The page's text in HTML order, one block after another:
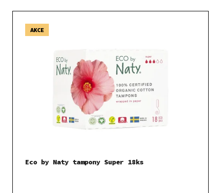
AKCE
Eco by Naty tampony Super 18ks